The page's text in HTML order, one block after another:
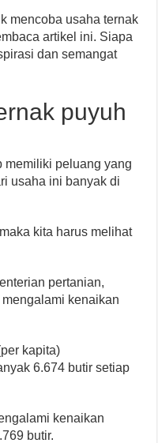
mencoba usaha ternak
artikel ini. Siapa
dan semangat
puyuh
memiliki peluang yang
usaha ini banyak di
kita harus melihat
pertanian,
kenaikan
kapita)
6.674 butir setiap
kenaikan
butir.